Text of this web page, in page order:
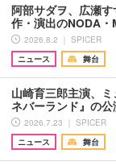
阿部サダヲ、広瀬
作・演出のNODA
2026.8.2 ｜ SPICER
ニュース
舞台
山崎育三郎主演、
ネバーランド』の
2026.7.23 ｜ SPICER
ニュース
舞台